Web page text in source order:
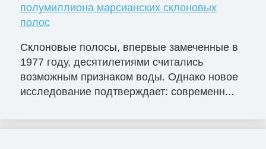
полумиллиона марсианских склоновых
полос
Склоновые полосы, впервые замеченные в
1977 году, десятилетиями считались
возможным признаком воды. Однако новое
исследование подтверждает: современн...